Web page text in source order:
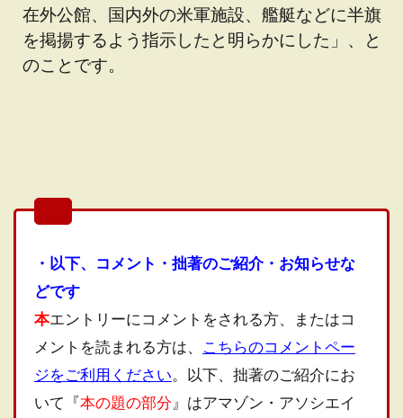
在外公館、国内外の米軍施設、艦艇などに半旗
を掲揚するよう指示したと明らかにした」、と
のことです。
・以下、コメント・拙著のご紹介・お知らせな
どです
本エントリーにコメントをされる方、またはコ
メントを読まれる方は、 こちらのコメントペー
ジをご利用ください。以下、拙著のご紹介にお
いて『本の題の部分 』はアマゾン・アソシエイ